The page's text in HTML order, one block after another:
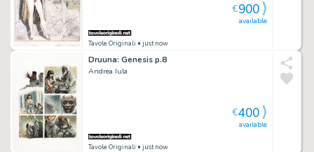
Tavole Originali • just now
available
€900
Druuna: Genesis p.8
Andrea Iula
Tavole Originali • just now
available
€400